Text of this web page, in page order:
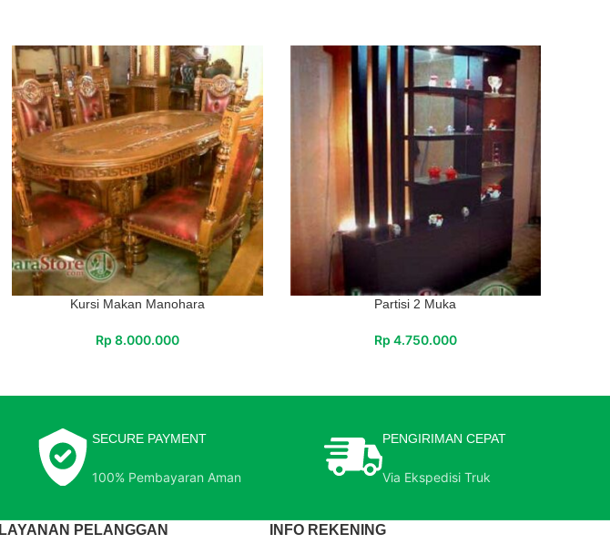
Kursi Makan Manohara
Rp 8.000.000
Partisi 2 Muka
Rp 4.750.000
SECURE PAYMENT
100% Pembayaran Aman
PENGIRIMAN CEPAT
Via Ekspedisi Truk
LAYANAN PELANGGAN INFO REKENING